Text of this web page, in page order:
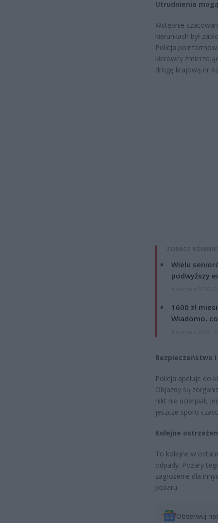
Utrudnienia
Wstępnie
kierunkach był
Policja
kierowcy
drogę krajową nr
ZOBACZ
Wielu
podwyższy
1600 zł
Wiadomo,
Bezpieczeństwo
Policja apeluje do
Objazdy są
nikt nie ucierpiał,
jeszcze sporo
Kolejne
To kolejne w
odpady. Pożary
zagrożenie dla
pożaru.
Obserwuj